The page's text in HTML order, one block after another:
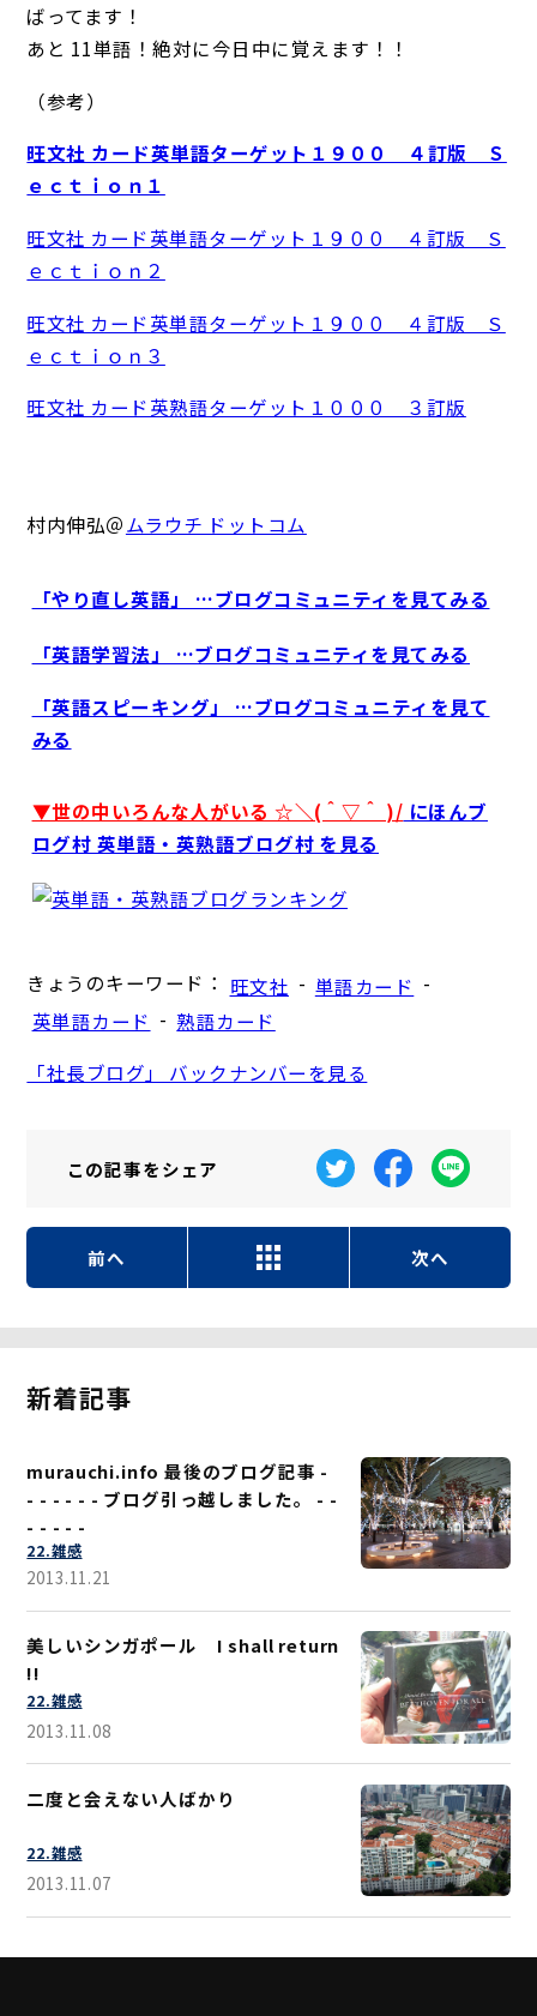
ばってます！
あと 11単語！絶対に今日中に覚えます！！
（参考）
旺文社 カード英単語ターゲット１９００ ４訂版 Ｓ
ｅｃｔｉｏｎ１
旺文社 カード英単語ターゲット１９００ ４訂版 Ｓ
ｅｃｔｉｏｎ２
旺文社 カード英単語ターゲット１９００ ４訂版 Ｓ
ｅｃｔｉｏｎ３
旺文社 カード英熟語ターゲット１０００ ３訂版
村内伸弘＠ムラウチ ドットコム
「やり直し英語」 …ブログコミュニティを見てみる
「英語学習法」 …ブログコミュニティを見てみる
「英語スピーキング」 …ブログコミュニティを見て
みる
▼世の中いろんな人がいる ☆＼(＾▽＾ )/ にほんブ
ログ村 英単語・英熟語ブログ村 を見る
きょうのキーワード： 旺文社 - 単語カード -
英単語カード - 熟語カード
「社長ブログ」 バックナンバーを見る
この記事をシェア
前へ 次へ
新着記事
murauchi.info 最後のブログ記事 -
- - - - - - ブログ引っ越しました。 - -
- - - - -
22.雑感
2013.11.21
美しいシンガポール I shall return
!!
22.雑感
2013.11.08
二度と会えない人ばかり
22.雑感
2013.11.07